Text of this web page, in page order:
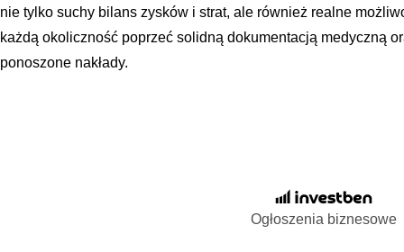
nie tylko suchy bilans zysków i strat, ale również realne
każdą okoliczność poprzeć solidną dokumentacją medyczną
ponoszone nakłady.
Ogłoszenia biznesowe